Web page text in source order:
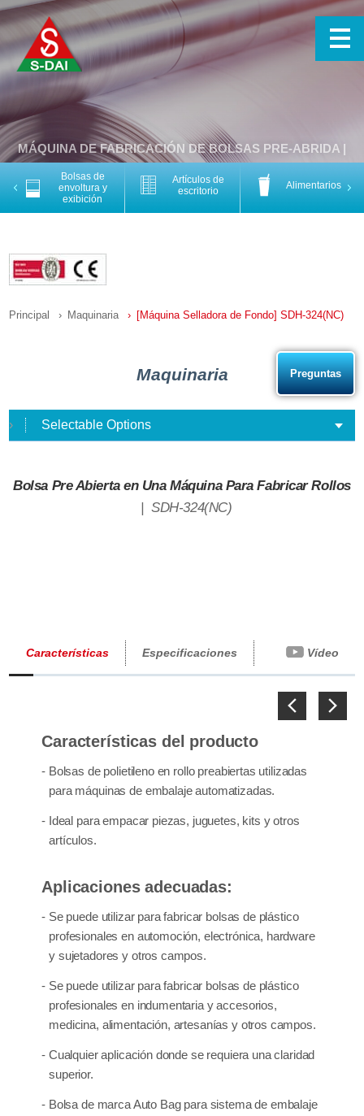
MÁQUINA DE FABRICACIÓN DE BOLSAS PRE-ABRIDA |
BOLSA PRE ABIERTA EN UNA MÁQUINA PARA FABRICAR
ROLLOS
Previous
Bolsas de
envoltura y
exibición
Artículos de
escritorio
Alimentarios
Principal Maquinaria [Máquina Selladora de Fondo] SDH-324(NC)
Maquinaria
Selectable Options
Bolsa Pre Abierta en Una Máquina Para Fabricar Rollos
SDH-324(NC)
Preguntas
Previous
Características Especificaciones Vídeo
Next
Características del producto
- Bolsas de polietileno en rollo preabiertas utilizadas
para máquinas de embalaje automatizadas.
- Ideal para empacar piezas, juguetes, kits y otros
artículos.
Aplicaciones adecuadas:
- Se puede utilizar para fabricar bolsas de plástico
profesionales en automoción, electrónica, hardware
y sujetadores y otros campos.
- Se puede utilizar para fabricar bolsas de plástico
profesionales en indumentaria y accesorios,
medicina, alimentación, artesanías y otros campos.
- Cualquier aplicación donde se requiera una claridad
superior.
- Bolsa de marca Auto Bag para sistema de embalaje